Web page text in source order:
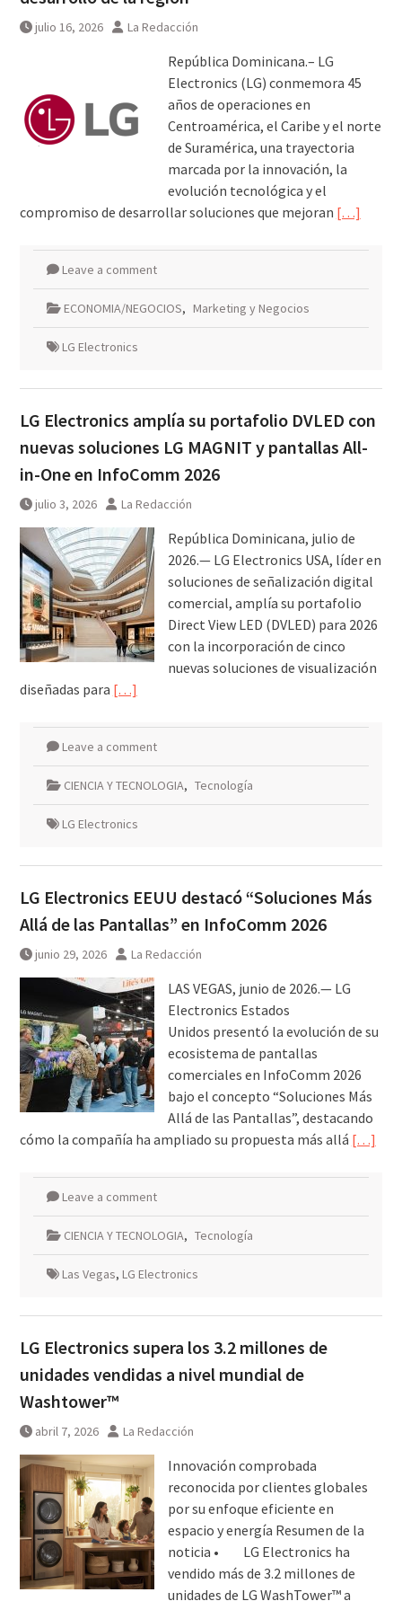
julio 16, 2026 La Redacción
República Dominicana.– LG
Electronics (LG) conmemora 45
años de operaciones en
Centroamérica, el Caribe y el norte
de Suramérica, una trayectoria
marcada por la innovación, la
evolución tecnológica y el
compromiso de desarrollar soluciones que mejoran […]
Leave a comment
ECONOMIA/NEGOCIOS, Marketing y Negocios
LG Electronics
LG Electronics amplía su portafolio DVLED con
nuevas soluciones LG MAGNIT y pantallas All-
in-One en InfoComm 2026
julio 3, 2026 La Redacción
República Dominicana, julio de
2026.— LG Electronics USA, líder en
soluciones de señalización digital
comercial, amplía su portafolio
Direct View LED (DVLED) para 2026
con la incorporación de cinco
nuevas soluciones de visualización
diseñadas para […]
Leave a comment
CIENCIA Y TECNOLOGIA, Tecnología
LG Electronics
LG Electronics EEUU destacó “Soluciones Más
Allá de las Pantallas” en InfoComm 2026
junio 29, 2026 La Redacción
LAS VEGAS, junio de 2026.— LG
Electronics Estados
Unidos presentó la evolución de su
ecosistema de pantallas
comerciales en InfoComm 2026
bajo el concepto “Soluciones Más
Allá de las Pantallas”, destacando
cómo la compañía ha ampliado su propuesta más allá […]
Leave a comment
CIENCIA Y TECNOLOGIA, Tecnología
Las Vegas, LG Electronics
LG Electronics supera los 3.2 millones de
unidades vendidas a nivel mundial de
Washtower™
abril 7, 2026 La Redacción
Innovación comprobada
reconocida por clientes globales
por su enfoque eficiente en
espacio y energía Resumen de la
noticia • LG Electronics ha
vendido más de 3.2 millones de
unidades de LG WashTower™ a